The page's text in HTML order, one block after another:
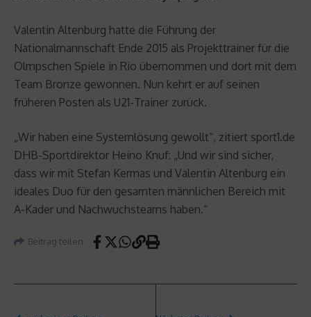
Valentin Altenburg hatte die Führung der
Nationalmannschaft Ende 2015 als Projekttrainer für die
Olmpschen Spiele in Rio übernommen und dort mit dem
Team Bronze gewonnen. Nun kehrt er auf seinen
früheren Posten als U21-Trainer zurück.
„Wir haben eine Systemlösung gewollt“, zitiert sport1.de
DHB-Sportdirektor Heino Knuf: „Und wir sind sicher,
dass wir mit Stefan Kermas und Valentin Altenburg ein
ideales Duo für den gesamten männlichen Bereich mit
A-Kader und Nachwuchsteams haben.“
Beitrag teilen